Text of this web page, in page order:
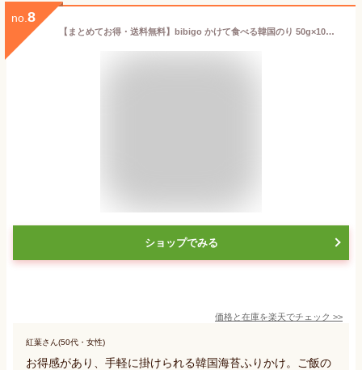
no. 8
【まとめてお得・送料無料】bibigo かけて食べる韓国のり 50g×10袋セット 韓国のりふりかけ 韓国海苔ふりかけ 韓国海苔 オクドンザ ザバン ふりかけ ジャバンのり のりフレーク 明太子 ふりかけ/ビビゴ 海苔ジャバン フリカケ/明太子 ふりかけさん
ショップでみる
価格と在庫を楽天でチェック >>
紅葉さん(50代・女性)
お得感があり、手軽に掛けられる韓国海苔ふりかけ。ご飯の